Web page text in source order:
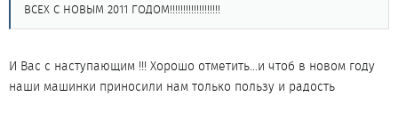
ВСЕХ С НОВЫМ 2011 ГОДОМ!!!!!!!!!!!!!!!!!!!
И Вас с наступающим !!! Хорошо отметить...и чтоб в новом году
наши машинки приносили нам только пользу и радость